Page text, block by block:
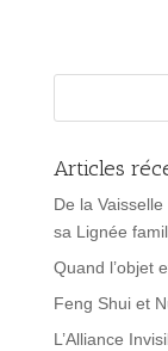
Articles
De la
sa Lignée
Quand l’objet
Feng Shui et
L’Alliance